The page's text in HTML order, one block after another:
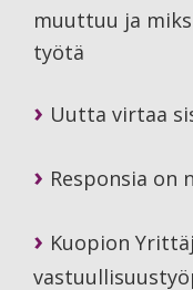
muuttuu ja
työtä
Uutta virtaa
Responsia on
Kuopion